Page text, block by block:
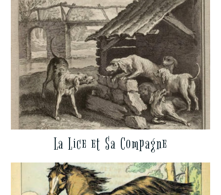
La Lice et Sa Compagne